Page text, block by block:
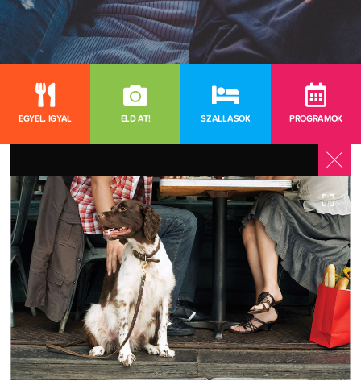
EGYÉL, IGYÁL ÉLD ÁT! SZÁLLÁSOK PROGRAMOK